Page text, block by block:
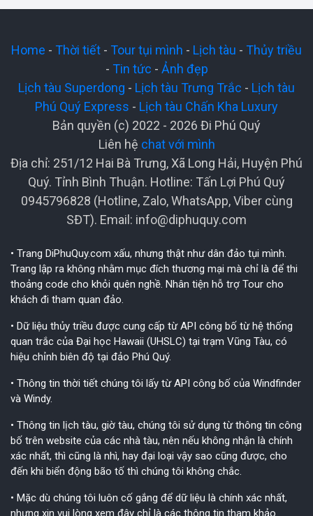
Home - Thời tiết - Tour tụi mình - Lịch tàu - Thủy triều
- Tin tức - Ảnh đẹp
Lịch tàu Superdong - Lịch tàu Trưng Trắc - Lịch tàu
Phú Quý Express - Lịch tàu Chấn Kha Luxury
Bản quyền (c) 2022 - 2026 Đi Phú Quý
Liên hệ chat với mình
Địa chỉ: 251/12 Hai Bà Trưng, Xã Long Hải, Huyện Phú
Quý. Tỉnh Bình Thuận. Hotline: Tấn Lợi Phú Quý
0945796828 (Hotline, Zalo, WhatsApp, Viber cùng
SĐT). Email: info@diphuquy.com
• Trang DiPhuQuy.com xấu, nhưng thật như dân đảo tụi mình.
Trang lập ra không nhằm mục đích thương mại mà chỉ là để thi
thoảng code cho khỏi quên nghề. Nhân tiện hỗ trợ Tour cho
khách đi tham quan đảo.
• Dữ liệu thủy triều được cung cấp từ API công bố từ hệ thống
quan trắc của Đại học Hawaii (UHSLC) tại trạm Vũng Tàu, có
hiệu chỉnh biên độ tại đảo Phú Quý.
• Thông tin thời tiết chúng tôi lấy từ API công bố của Windfinder
và Windy.
• Thông tin lịch tàu, giờ tàu, chúng tôi sử dụng từ thông tin công
bố trên website của các nhà tàu, nên nếu không nhận là chính
xác nhất, thì cũng là nhì, hay đại loại vậy sao cũng được, cho
đến khi biển động bão tố thì chúng tôi không chắc.
• Mặc dù chúng tôi luôn cố gắng để dữ liệu là chính xác nhất,
nhưng xin vui lòng xem đây chỉ là các thông tin tham khảo.